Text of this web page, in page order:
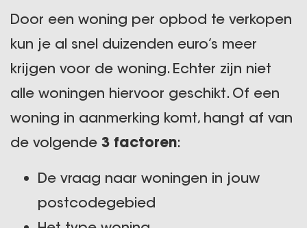
Door een woning per opbod te verkopen
kun je al snel duizenden euro’s meer
krijgen voor de woning. Echter zijn niet
alle woningen hiervoor geschikt. Of een
woning in aanmerking komt, hangt af van
de volgende 3 factoren:
De vraag naar woningen in jouw
postcodegebied